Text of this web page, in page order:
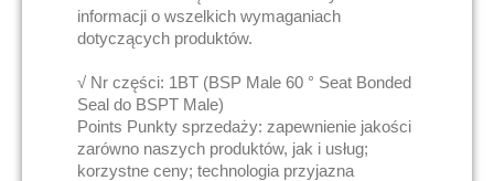
informacji o wszelkich wymaganiach
dotyczących produktów.
√ Nr części: 1BT (BSP Male 60 ° Seat Bonded
Seal do BSPT Male)
Points Punkty sprzedaży: zapewnienie jakości
zarówno naszych produktów, jak i usług;
korzystne ceny; technologia przyjazna